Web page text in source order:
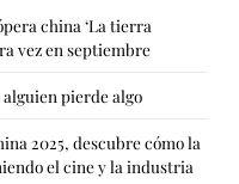
china ‘La tierra
vez en septiembre
alguien pierde algo
2025, descubre cómo la
el cine y la industria